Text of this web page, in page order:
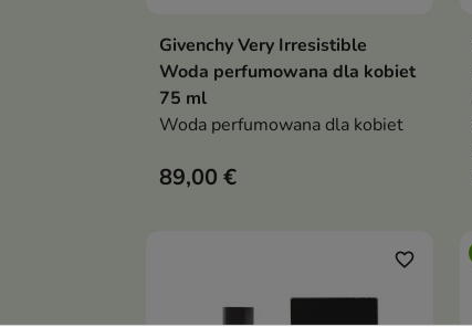
Dodaj do koszyka
Givenchy Very Irresistible
Woda perfumowana dla kobiet
75 ml
Woda perfumowana dla kobiet
89,00 €
favorite_border